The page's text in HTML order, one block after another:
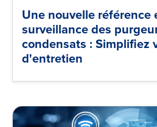
Une nouvelle référence
surveillance des
condensats : Simplifiez
d'entretien